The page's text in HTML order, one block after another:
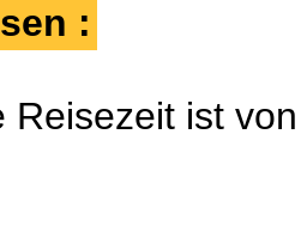
:
Reisezeit ist